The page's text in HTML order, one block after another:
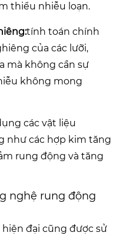
thiểu nhiễu loạn.
tính toán chính
của các lưỡi,
mà không cần sự
không mong
các vật liệu
như các hợp kim tăng
rung động và tăng
nghệ rung động
đại cũng được sử